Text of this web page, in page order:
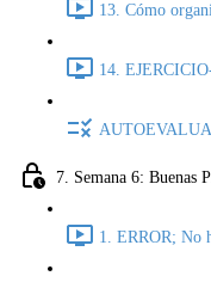
13. Cómo
14.
7. Semana 6: Buenas
1. ERROR; No